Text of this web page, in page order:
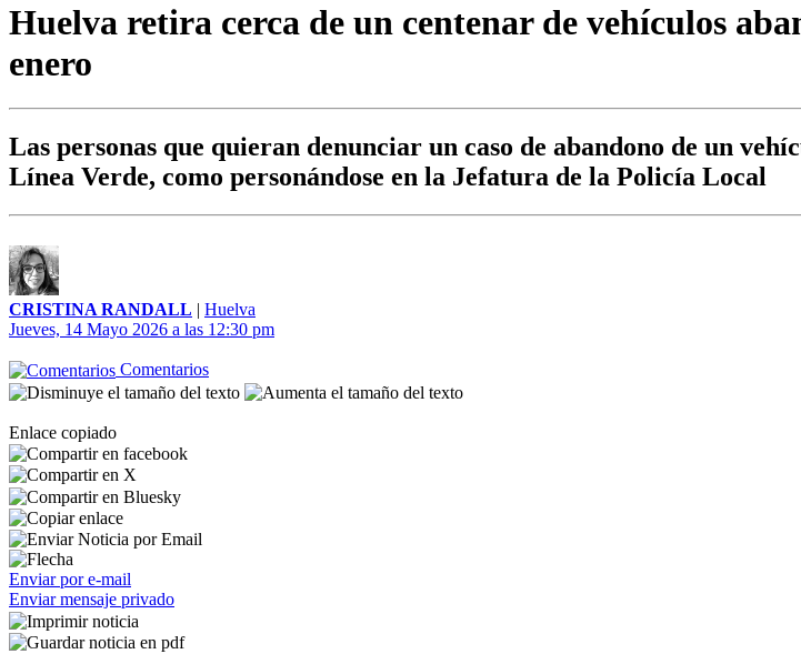
Huelva retira cerca de un centenar de vehículos
enero
Las personas que quieran denunciar un caso de abandono de un
Línea Verde, como personándose en la Jefatura de la Policía Local
CRISTINA RANDALL | Huelva
Jueves, 14 Mayo 2026 a las 12:30 pm
Comentarios
Enlace copiado
Enviar por e-mail
Enviar mensaje privado